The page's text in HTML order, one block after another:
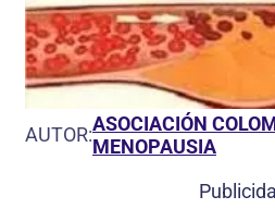
AUTOR:ASOCIACIÓN
MENOPAUSIA